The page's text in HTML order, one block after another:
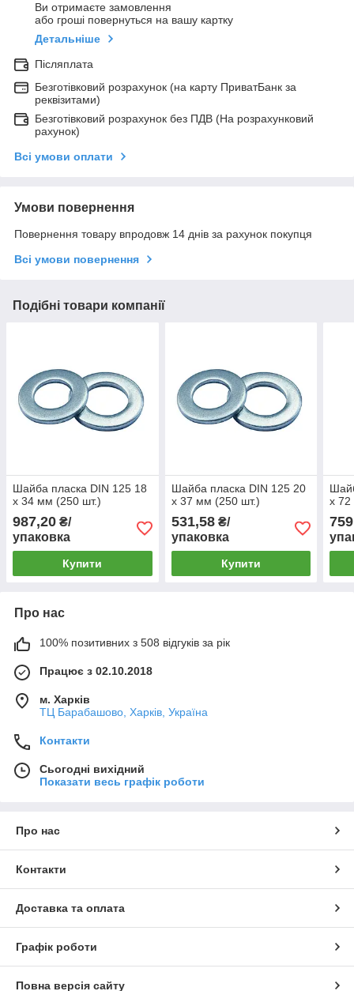
Ви отримаєте замовлення
або гроші повернуться на вашу картку
Детальніше
Післяплата
Безготівковий розрахунок (на карту ПриватБанк за
реквізитами)
Безготівковий розрахунок без ПДВ (На розрахунковий
рахунок)
Всі умови оплати
Умови повернення
Повернення товару впродовж 14 днів за рахунок покупця
Всі умови повернення
Подібні товари компанії
Шайба пласка DIN 125 18
х 34 мм (250 шт.)
987,20 ₴/
упаковка
Купити
Шайба пласка DIN 125 20
х 37 мм (250 шт.)
531,58₴/
упаковка
Купити
х
Про нас
100% позитивних з 508 відгуків за рік
Працює з 02.10.2018
м. Харків
ТЦ Барабашово, Харків, Україна
Контакти
Сьогодні вихідний
Показати весь графік роботи
Про нас
Контакти
Доставка та оплата
Графік роботи
Повна версія сайту